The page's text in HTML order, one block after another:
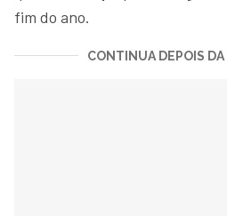
fim do ano.
CONTINUA DEPOIS